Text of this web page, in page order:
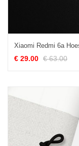
€ 29.00 € 63.00